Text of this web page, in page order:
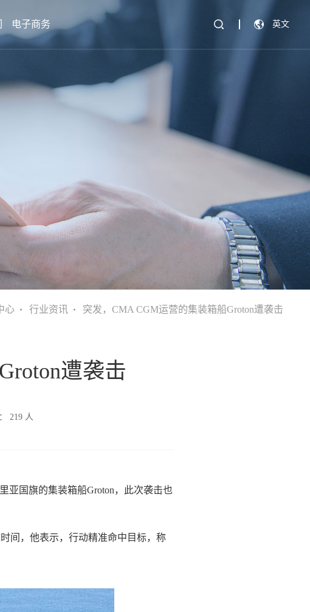
电子商务 英文
心 行业资讯 突发，CMA CGM运营的集装箱船Groton遭袭击
遭袭击
219人
亚国旗的集装箱船Groton，此次袭击也
间，他表示，行动精准命中目标，称